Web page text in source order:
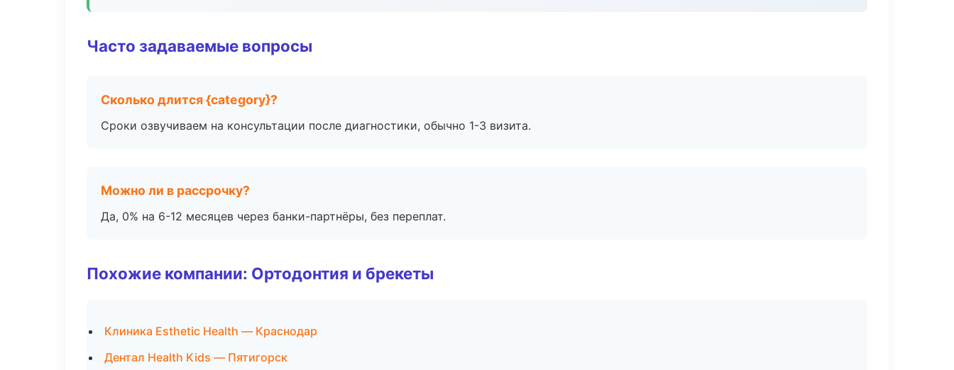
Часто задаваемые вопросы
Сколько длится {category}?
Сроки озвучиваем на консультации после диагностики, обычно 1-3 визита.
Можно ли в рассрочку?
Да, 0% на 6-12 месяцев через банки-партнёры, без переплат.
Похожие компании: Ортодонтия и брекеты
Клиника Esthetic Health — Краснодар
Дентал Health Kids — Пятигорск